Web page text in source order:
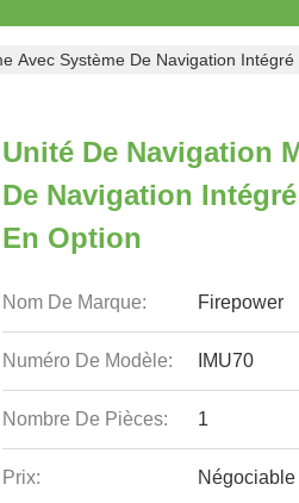
Avec Système De Navigation
Unité De Navigation
De Navigation
En Option
Nom De Marque: Firepower
Numéro De Modèle: IMU70
Nombre De Pièces: 1
Prix: Négociable